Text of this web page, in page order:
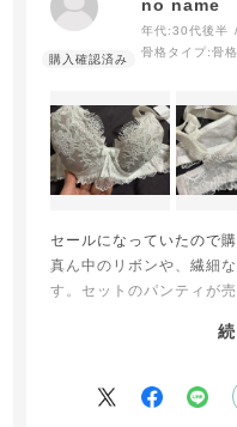
no name
年代:30代後半
骨格タイプ:骨
セールになっていたので購
真ん中のリボンや、繊細
す。セットのパンティが
ンティの方が濃かったで